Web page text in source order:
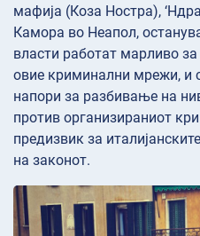
мафија (Коза Ностра),
Камора во Неапол,
власти работат марливо
овие криминални мрежи, и
напори за разбивање на
против организираниот
предизвик за
на законот.